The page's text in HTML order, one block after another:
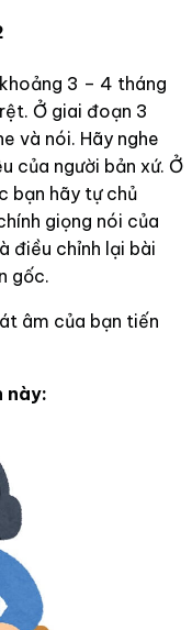
3 – 4 tháng
Ở giai đoạn 3
và nói. Hãy nghe
của người bản xứ. Ở
bạn hãy tự chủ
giọng nói của
điều chỉnh lại bài
gốc.
âm của bạn tiến
này: